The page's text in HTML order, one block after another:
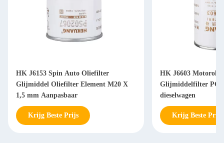
HK J6153 Spin Auto Oliefilter
Glijmiddel Oliefilter Element M20 X
1,5 mm Aanpasbaar
Krijg Beste Prijs
HK J6603
Glijmiddelfilter
dieselwagen
Krijg Beste Prijs